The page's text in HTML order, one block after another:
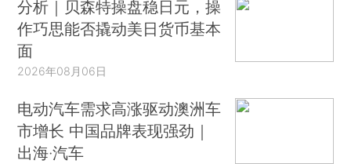
分析｜贝森特操盘稳日元，操
作巧思能否撬动美日货币基本
面
2026年08月06日
电动汽车需求高涨驱动澳洲车
市增长 中国品牌表现强劲｜
出海·汽车